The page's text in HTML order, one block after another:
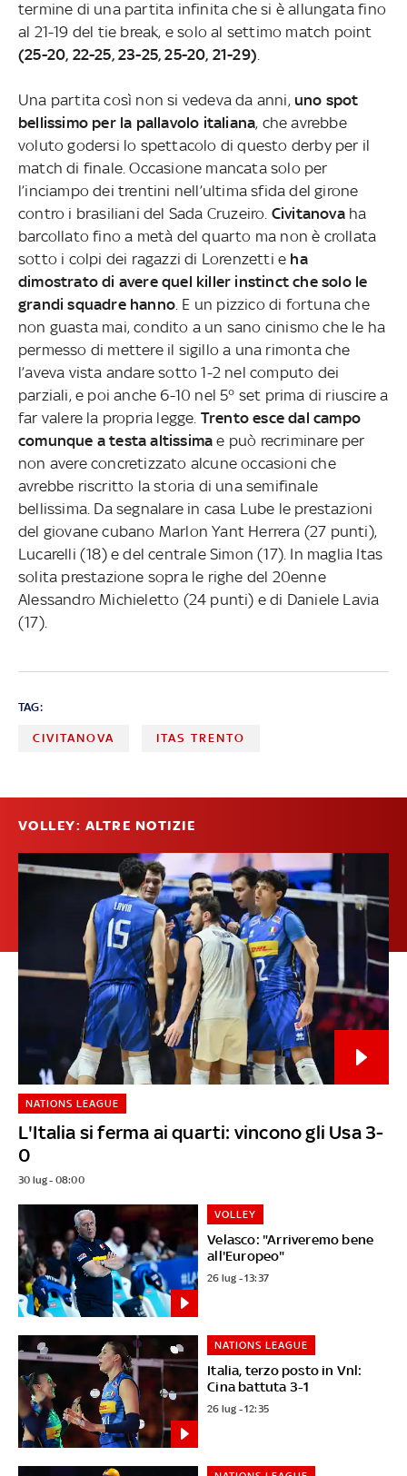
termine di una partita infinita che si è allungata fino
al 21-19 del tie break, e solo al settimo match point
(25-20, 22-25, 23-25, 25-20, 21-29).
Una partita così non si vedeva da anni, uno spot
bellissimo per la pallavolo italiana, che avrebbe
voluto godersi lo spettacolo di questo derby per il
match di finale. Occasione mancata solo per
l’inciampo dei trentini nell’ultima sfida del girone
contro i brasiliani del Sada Cruzeiro. Civitanova ha
barcollato fino a metà del quarto ma non è crollata
sotto i colpi dei ragazzi di Lorenzetti e ha
dimostrato di avere quel killer instinct che solo le
grandi squadre hanno. E un pizzico di fortuna che
non guasta mai, condito a un sano cinismo che le ha
permesso di mettere il sigillo a una rimonta che
l’aveva vista andare sotto 1-2 nel computo dei
parziali, e poi anche 6-10 nel 5° set prima di riuscire a
far valere la propria legge. Trento esce dal campo
comunque a testa altissimae può recriminare per
non avere concretizzato alcune occasioni che
avrebbe riscritto la storia di una semifinale
bellissima. Da segnalare in casa Lube le prestazioni
del giovane cubano Marlon Yant Herrera (27 punti),
Lucarelli (18) e del centrale Simon (17). In maglia Itas
solita prestazione sopra le righe del 20enne
Alessandro Michieletto (24 punti) e di Daniele Lavia
(17).
TAG:
CIVITANOVA ITAS TRENTO
VOLLEY: ALTRE NOTIZIE
L'Italia si ferma ai quarti: vincono gli Usa 3-
0
NATIONS LEAGUE
30 lug - 08:00
Velasco: "Arriveremo bene
all'Europeo"
VOLLEY
26 lug - 13:37
Italia, terzo posto in Vnl:
Cina battuta 3-1
NATIONS LEAGUE
26 lug - 12:35